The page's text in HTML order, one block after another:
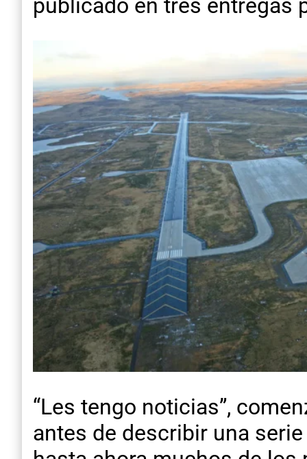
publicado en tres entregas
“Les tengo noticias”,
antes de describir una